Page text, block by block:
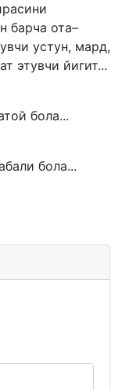
барча ота–
устун, мард,
этувчи йигит...
бола...
бола...